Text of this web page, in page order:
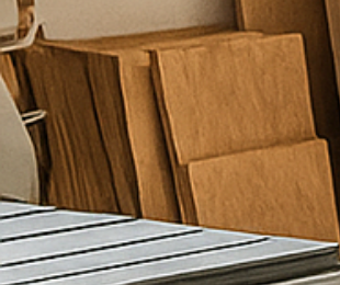
ר
ו
ת
כ
ם
מ
ל
א
ו